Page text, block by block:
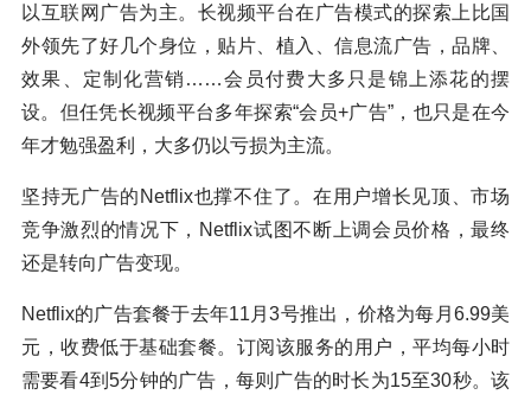
以互联网广告为主。长视频平台在广告模式的探索上比国
外领先了好几个身位，贴片、植入、信息流广告，品牌、
效果、定制化营销……会员付费大多只是锦上添花的摆
设。但任凭长视频平台多年探索“会员+广告”，也只是在今
年才勉强盈利，大多仍以亏损为主流。
坚持无广告的Netflix也撑不住了。在用户增长见顶、市场
竞争激烈的情况下，Netflix试图不断上调会员价格，最终
还是转向广告变现。
Netflix的广告套餐于去年11月3号推出，价格为每月6.99美
元，收费低于基础套餐。订阅该服务的用户，平均每小时
需要看4到5分钟的广告，每则广告的时长为15至30秒。该